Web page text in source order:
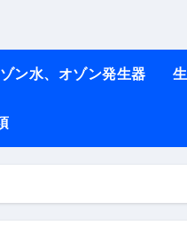
ト
クササイズ
します【健康】
した、私の痩せる9つの
ン水、オゾン発生器